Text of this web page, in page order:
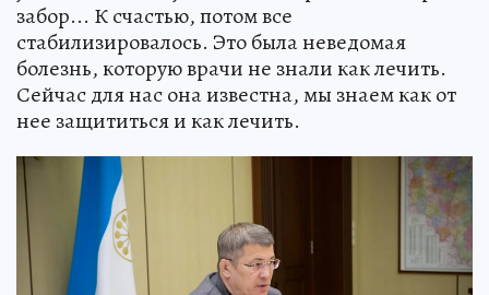
забор... К счастью, потом все
стабилизировалось. Это была неведомая
болезнь, которую врачи не знали как лечить.
Сейчас для нас она известна, мы знаем как от
нее защититься и как лечить.